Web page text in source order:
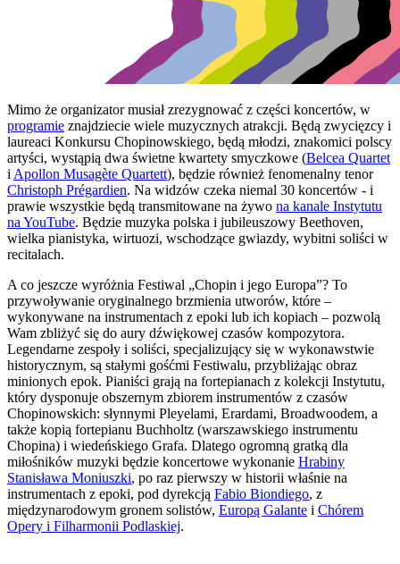
Mimo że organizator musiał zrezygnować z części koncertów, w
programie znajdziecie wiele muzycznych atrakcji. Będą zwycięzcy i
laureaci Konkursu Chopinowskiego, będą młodzi, znakomici polscy
artyści, wystąpią dwa świetne kwartety smyczkowe (Belcea Quartet
iApollon Musagète Quartett), będzie również fenomenalny tenor
Christoph Prégardien. Na widzów czeka niemal 30 koncertów - i
prawie wszystkie będą transmitowane na żywo na kanale Instytutu
na YouTube. Będzie muzyka polska i jubileuszowy Beethoven,
wielka pianistyka, wirtuozi, wschodzące gwiazdy, wybitni soliści w
recitalach.
A co jeszcze wyróżnia Festiwal „Chopin i jego Europa”? To
przywoływanie oryginalnego brzmienia utworów, które –
wykonywane na instrumentach z epoki lub ich kopiach – pozwolą
Wam zbliżyć się do aury dźwiękowej czasów kompozytora.
Legendarne zespoły i soliści, specjalizujący się w wykonawstwie
historycznym, są stałymi gośćmi Festiwalu, przybliżając obraz
minionych epok. Pianiści grają na fortepianach z kolekcji Instytutu,
który dysponuje obszernym zbiorem instrumentów z czasów
Chopinowskich: słynnymi Pleyelami, Erardami, Broadwoodem, a
także kopią fortepianu Buchholtz (warszawskiego instrumentu
Chopina) i wiedeńskiego Grafa. Dlatego ogromną gratką dla
miłośników muzyki będzie koncertowe wykonanie Hrabiny
Stanisława Moniuszki, po raz pierwszy w historii właśnie na
instrumentach z epoki, pod dyrekcją Fabio Biondiego, z
międzynarodowym gronem solistów, Europą Galante i Chórem
Opery i Filharmonii Podlaskiej.